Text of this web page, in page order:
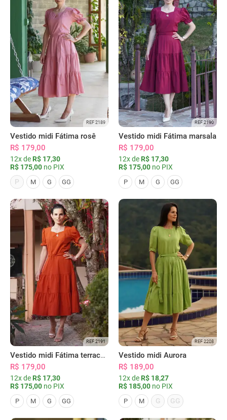
REF 2189
Vestido midi Fátima rosê
R$ 179,00
12x de R$ 17,30
R$ 175,00 no PIX
P
M G GG
REF 2190
Vestido midi Fátima marsala
R$ 179,00
12x de R$ 17,30
R$ 175,00 no PIX
P M G GG
REF 2191
Vestido midi Fátima terracota
R$ 179,00
12x de R$ 17,30
R$ 175,00 no PIX
P M G GG
REF 2208
Vestido midi Aurora
R$ 189,00
12x de R$ 18,27
R$ 185,00 no PIX
P M G GG